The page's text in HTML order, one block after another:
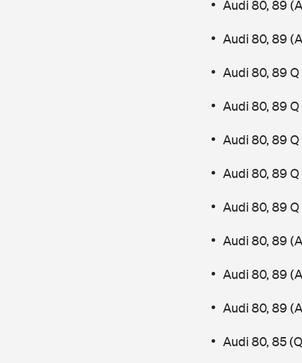
Audi 80, 89
Audi 80, 89
Audi 80, 89 Q
Audi 80, 89 Q
Audi 80, 89 Q
Audi 80, 89 Q
Audi 80, 89 Q
Audi 80, 89
Audi 80, 89
Audi 80, 89
Audi 80, 85